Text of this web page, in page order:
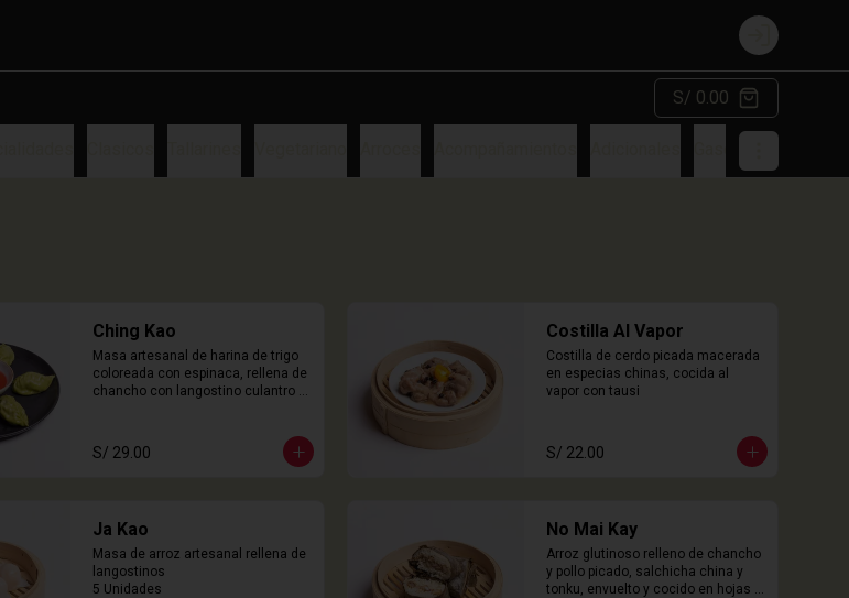
Login
S/ 0.00
Ching Kao
Masa artesanal de harina de trigo
coloreada con espinaca, rellena de
chancho con langostino culantro y
S/ 29.00
Costilla Al Vapor
Costilla de cerdo picada macerada
en especias chinas, cocida al
vapor con tausi
S/ 22.00
Ja Kao
Masa de arroz artesanal rellena de
langostinos
5 Unidades
No Mai Kay
Arroz glutinoso relleno de chancho
y pollo picado, salchicha china y
tonku, envuelto y cocido en hojas